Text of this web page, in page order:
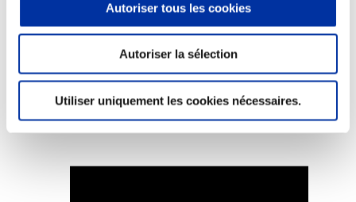
Autoriser tous les cookies
Autoriser la sélection
Utiliser uniquement les cookies nécessaires.